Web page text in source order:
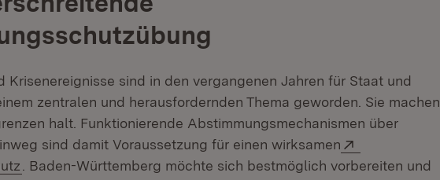
Krisenereignisse sind in den vergangenen Jahren für Staat und
zentralen und herausfordernden Thema geworden. Sie machen
halt. Funktionierende Abstimmungsmechanismen über
sind damit Voraussetzung für einen wirksamen
(Öffnet in neuem Fenster)
. Baden-Württemberg möchte sich bestmöglich vorbereiten und